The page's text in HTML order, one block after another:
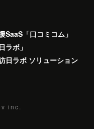
SaaS「口コミコム」
ラボ」
日ラボ ソリューション
inc.